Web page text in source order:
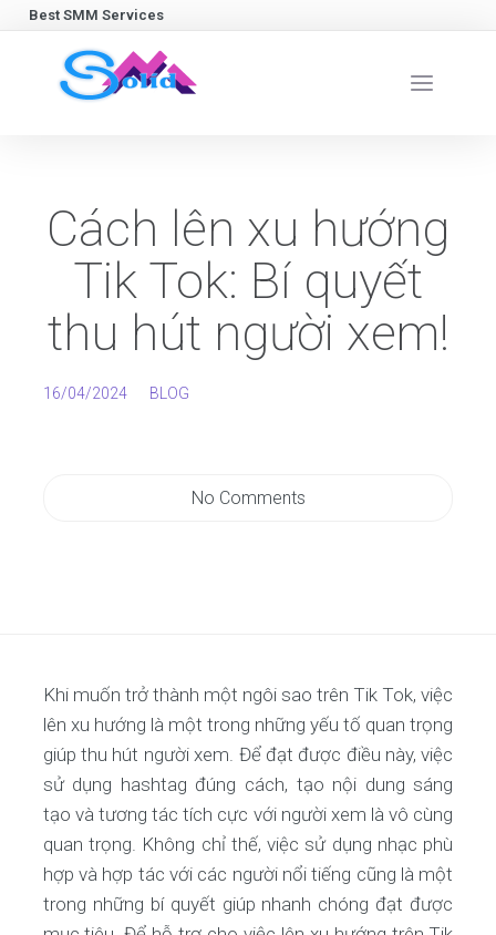
Best SMM Services
Cách lên xu hướng
Tik Tok: Bí quyết
thu hút người xem!
16/04/2024 BLOG
No Comments
Khi muốn trở thành một ngôi sao trên Tik Tok, việc
lên xu hướng là một trong những yếu tố quan trọng
giúp thu hút người xem. Để đạt được điều này, việc
sử dụng hashtag đúng cách, tạo nội dung sáng
tạo và tương tác tích cực với người xem là vô cùng
quan trọng. Không chỉ thế, việc sử dụng nhạc phù
hợp và hợp tác với các người nổi tiếng cũng là một
trong những bí quyết giúp nhanh chóng đạt được